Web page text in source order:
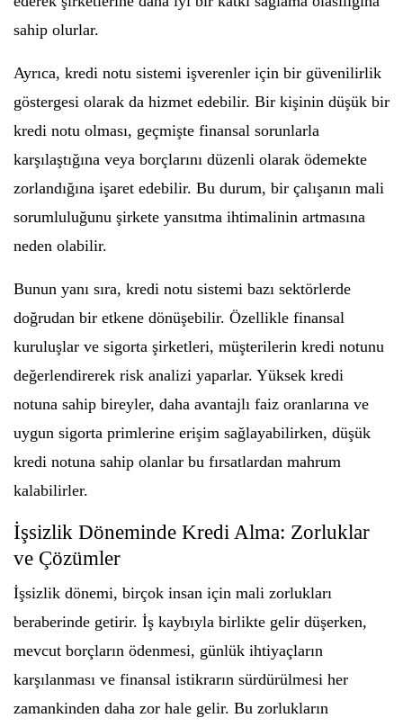
sahip olurlar.
Ayrıca, kredi notu sistemi işverenler için bir güvenilirlik
göstergesi olarak da hizmet edebilir. Bir kişinin düşük bir
kredi notu olması, geçmişte finansal sorunlarla
karşılaştığına veya borçlarını düzenli olarak ödemekte
zorlandığına işaret edebilir. Bu durum, bir çalışanın mali
sorumluluğunu şirkete yansıtma ihtimalinin artmasına
neden olabilir.
Bunun yanı sıra, kredi notu sistemi bazı sektörlerde
doğrudan bir etkene dönüşebilir. Özellikle finansal
kuruluşlar ve sigorta şirketleri, müşterilerin kredi notunu
değerlendirerek risk analizi yaparlar. Yüksek kredi
notuna sahip bireyler, daha avantajlı faiz oranlarına ve
uygun sigorta primlerine erişim sağlayabilirken, düşük
kredi notuna sahip olanlar bu fırsatlardan mahrum
kalabilirler.
İşsizlik Döneminde Kredi Alma: Zorluklar
ve Çözümler
İşsizlik dönemi, birçok insan için mali zorlukları
beraberinde getirir. İş kaybıyla birlikte gelir düşerken,
mevcut borçların ödenmesi, günlük ihtiyaçların
karşılanması ve finansal istikrarın sürdürülmesi her
zamankinden daha zor hale gelir. Bu zorlukların